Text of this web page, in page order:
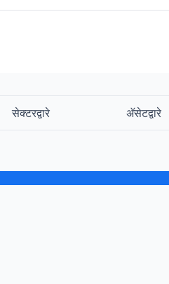
सेक्टरद्वारे ॲसेटद्वारे